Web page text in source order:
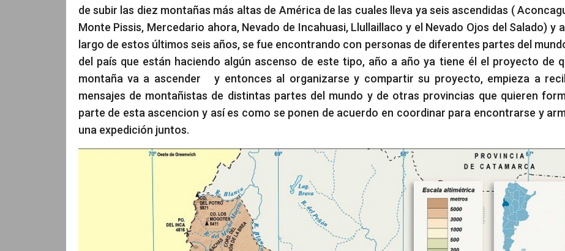
de subir las diez montañas más altas de América de las cuales lleva ya seis ascendidas (
Monte Pissis, Mercedario ahora, Nevado de Incahuasi, Llullaillaco y el Nevado Ojos del Salado) y
largo de estos últimos seis años, se fue encontrando con personas de diferentes partes del
del país que están haciendo algún ascenso de este tipo, año a año ya tiene él el proyecto de
montaña va a ascender y entonces al organizarse y compartir su proyecto, empieza a
mensajes de montañistas de distintas partes del mundo y de otras provincias que quieren
parte de esta ascencion y así es como se ponen de acuerdo en coordinar para encontrarse y
una expedición juntos.